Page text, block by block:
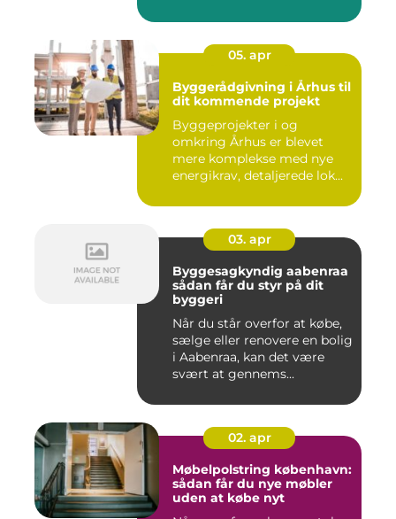
05. apr
Byggerådgivning i Århus til
dit kommende projekt
Byggeprojekter i og
omkring Århus er blevet
mere komplekse med nye
energikrav, detaljerede lok...
03. apr
Byggesagkyndig aabenraa
sådan får du styr på dit
byggeri
Når du står overfor at købe,
sælge eller renovere en bolig
i Aabenraa, kan det være
svært at gennems...
02. apr
Møbelpolstring københavn:
sådan får du nye møbler
uden at købe nyt